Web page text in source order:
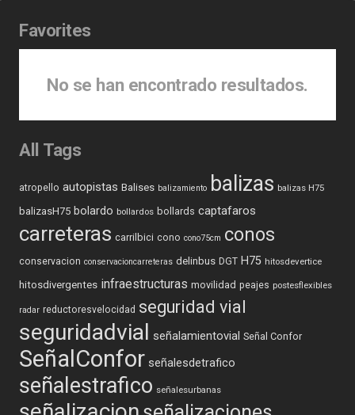
Favorites
No se han encontrado resultados.
All Tags
atropello autopistas Balises balizamiento balizas balizas H75
balizasH75 bolardo bollardos bollards captafaros
carreteras carrilbici cono cono75cm conos
conservacion conservacioncarreteras delinbus DGT H75 hitosdevertice
hitosdivergentes infraestructuras movilidad peajes postesflexibles
radar reductoresvelocidad seguridad vial
seguridadvial señalamientovial Señal Confor
SeñalConfor señalesdetrafico
señalestrafico señalesurbanas